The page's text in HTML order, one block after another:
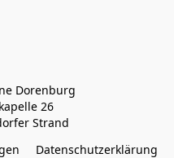
Dorenburg
26
Strand
Datenschutzerklärung